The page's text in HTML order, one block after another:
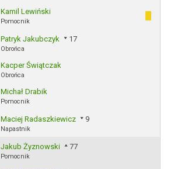
Kamil Lewiński
Pomocnik
Patryk Jakubczyk 17
Obrońca
Kacper Świątczak
Obrońca
Michał Drabik
Pomocnik
Maciej Radaszkiewicz 9
Napastnik
Jakub Żyznowski 77
Pomocnik